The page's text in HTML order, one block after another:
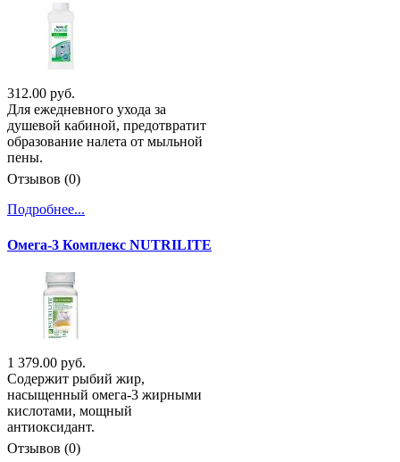
312.00 руб.
Для ежедневного ухода за
душевой кабиной, предотвратит
образование налета от мыльной
пены.
Отзывов (0)
Подробнее...
Омега-3 Комплекс NUTRILITE
1 379.00 руб.
Содержит рыбий жир,
насыщенный омега-3 жирными
кислотами, мощный
антиоксидант.
Отзывов (0)